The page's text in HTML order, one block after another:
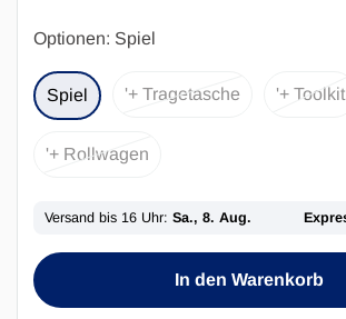
Optionen: Spiel
Spiel '+ Tragetasche '+ Toolkit
'+ Rollwagen
In den Warenkorb